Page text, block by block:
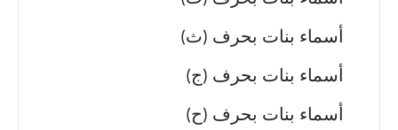
أسماء بنات بحرف (ث)
أسماء بنات بحرف (ج)
أسماء بنات بحرف (ح)